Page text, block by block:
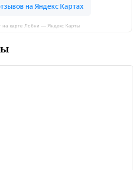
на карте Лобни — Яндекс Карты